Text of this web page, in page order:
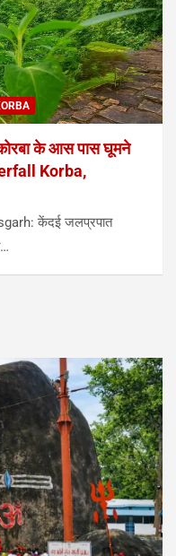
के आस पास घूमने
Korba,
केंदई जलप्रपात